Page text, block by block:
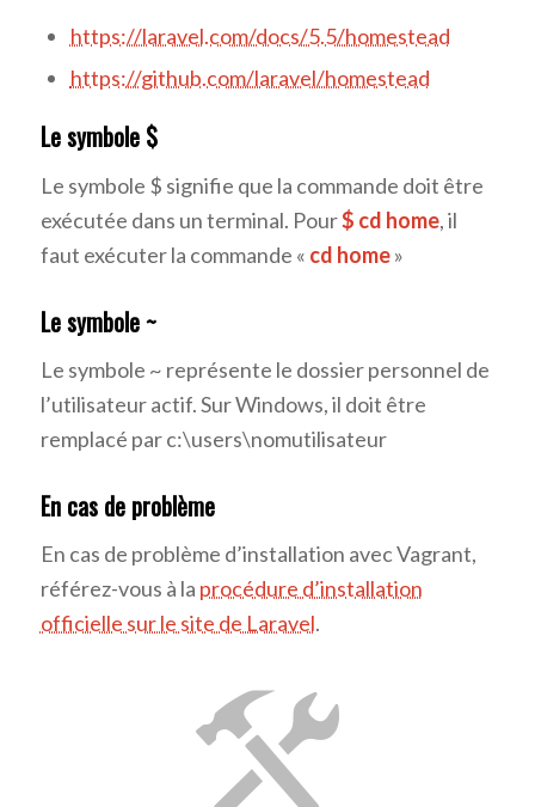
https://laravel.com/docs/5.5/homestead
https://github.com/laravel/homestead
Le symbole $
Le symbole $ signifie que la commande doit être
exécutée dans un terminal. Pour$ cd home, il
faut exécuter la commande « cd home»
Le symbole ~
Le symbole ~ représente le dossier personnel de
l’utilisateur actif. Sur Windows, il doit être
remplacé par c:\users\nomutilisateur
En cas de problème
En cas de problème d’installation avec Vagrant,
référez-vous à la procédure d’installation
officielle sur le site de Laravel.